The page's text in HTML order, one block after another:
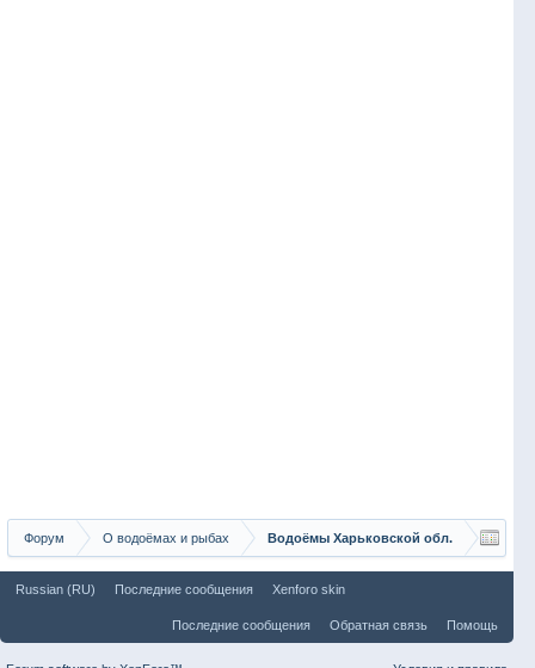
Форум О водоёмах и рыбах Водоёмы Харьковской обл.
Russian (RU) Последние сообщения Xenforo skin
Последние сообщения Обратная связь Помощь